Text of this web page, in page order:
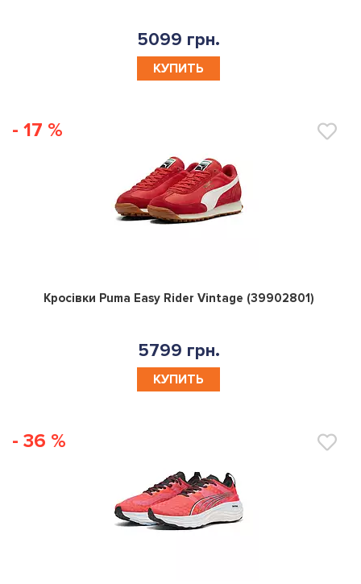
5099 грн.
КУПИТЬ
- 17 %
0
Кросівки Puma Easy Rider Vintage (39902801)
5799 грн.
КУПИТЬ
- 36 %